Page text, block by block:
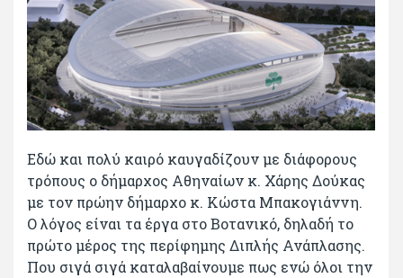
Εδώ και πολύ καιρό καυγαδίζουν με διάφορους
τρόπους ο δήμαρχος Αθηναίων κ. Χάρης Δούκας
με τον πρώην δήμαρχο κ. Κώστα Μπακογιάννη.
Ο λόγος είναι τα έργα στο Βοτανικό, δηλαδή το
πρώτο μέρος της περίφημης Διπλής Ανάπλασης.
Που σιγά σιγά καταλαβαίνουμε πως ενώ όλοι την